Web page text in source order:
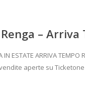
–
IN ESTATE ARRIVA
aperte su